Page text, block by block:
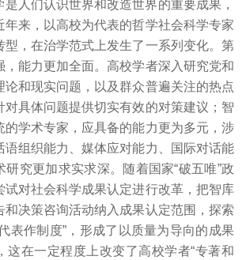
人们认识世界和改造世界的重要成果，
年来，以高校为代表的哲学社会科学专家
型，在治学范式上发生了一系列变化。第
，能力更加全面。高校学者深入研究党和
论和现实问题，以及群众普遍关注的热点
对具体问题提供切实有效的对策建议；智
的学术专家，应具备的能力更为多元，涉
语组织能力、媒体应对能力、国际对话能
研究更加求实求深。随着国家“破五唯”政
试对社会科学成果认定进行改革，把智库
和决策咨询活动纳入成果认定范围，探索
表作制度”，形成了以质量为导向的成果
这在一定程度上改变了高校学者“专著和